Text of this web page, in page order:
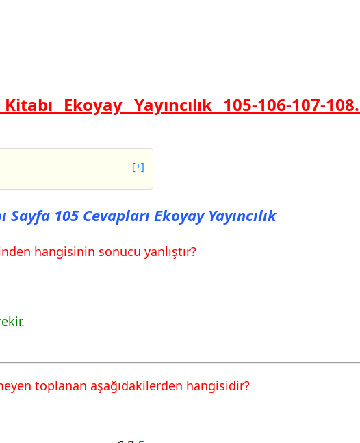
Ekoyay Yayıncılık 105-106-107-108.
[+]
105 Cevapları Ekoyay
106 Cevapları Ekoyay
107 Cevapları Ekoyay
108 Cevapları Ekoyay
105 Cevapları Ekoyay Yayıncılık
hangisinin sonucu yanlıştır?
toplanan aşağıdakilerden hangisidir?